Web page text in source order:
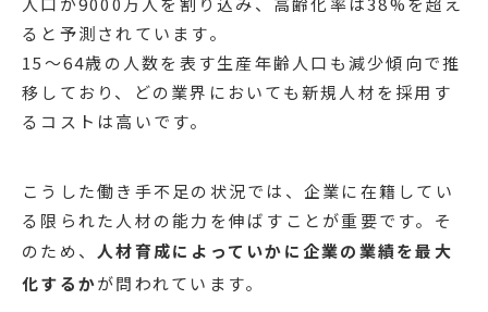
ると予測されています。
15〜64歳の人数を表す生産年齢人口も減少傾向で推
移しており、どの業界においても新規人材を採用す
るコストは高いです。
こうした働き手不足の状況では、企業に在籍してい
る限られた人材の能力を伸ばすことが重要です。そ
のため、 人材育成によっていかに企業の業績を最大
化するかが問われています。